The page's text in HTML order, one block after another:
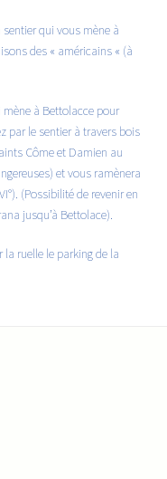
qui vous mène à
des « américains « (à
à Bettolacce pour
par le sentier à travers bois
Côme et Damien au
et vous ramènera
(Possibilité de revenir en
jusqu’à Bettolace).
la ruelle le parking de la